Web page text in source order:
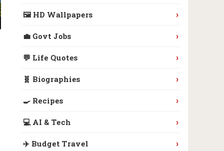
🖼️ HD Wallpapers ›
💼 Govt Jobs ›
💬 Life Quotes ›
🧬 Biographies ›
🍳 Recipes ›
💻 AI & Tech ›
✈️ Budget Travel ›